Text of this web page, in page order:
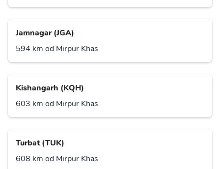
Jamnagar (JGA)
594 km od Mirpur Khas
Kishangarh (KQH)
603 km od Mirpur Khas
Turbat (TUK)
608 km od Mirpur Khas